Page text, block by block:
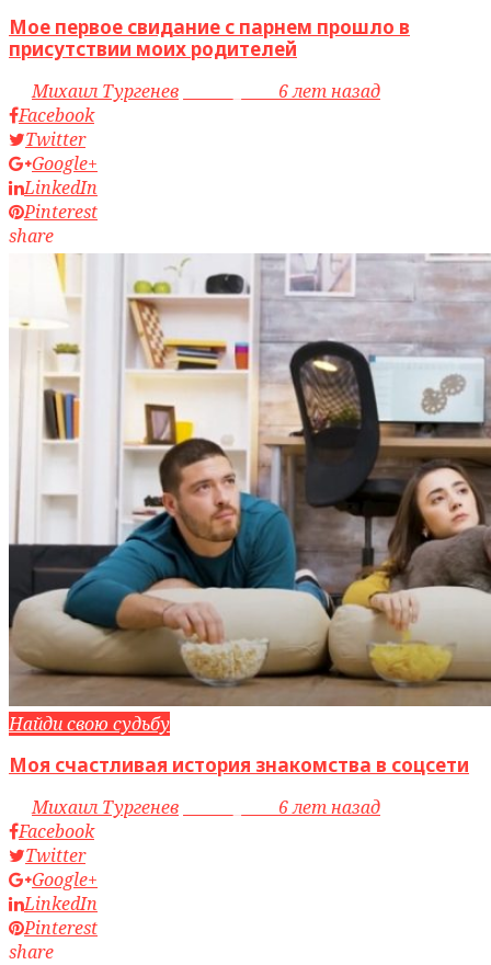
Мое первое свидание с парнем прошло в
присутствии моих родителей
byМихаил Тургенев
6 лет назад
Facebook
Twitter
Google+
LinkedIn
Pinterest
share
Найди свою судьбу
Моя счастливая история знакомства в соцсети
byМихаил Тургенев
6 лет назад
Facebook
Twitter
Google+
LinkedIn
Pinterest
share